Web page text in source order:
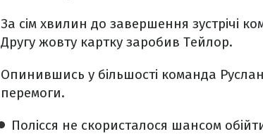
За сім хвилин до завершення зустрічі
Другу жовту картку заробив Тейлор.
Опинившись у більшості команда
перемоги.
Полісся не скористалося шансом